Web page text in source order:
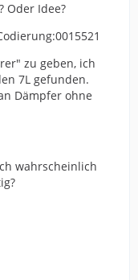
Oder Idee?
zu geben, ich
7L gefunden.
Dämpfer ohne
wahrscheinlich